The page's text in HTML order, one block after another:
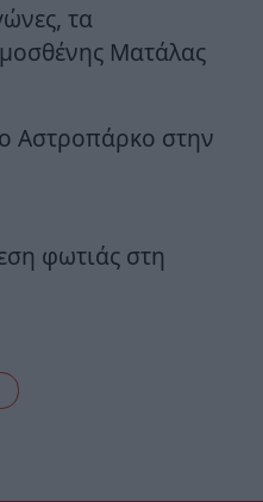
τα
Ματάλας
Αστροπάρκο στην
φωτιάς στη